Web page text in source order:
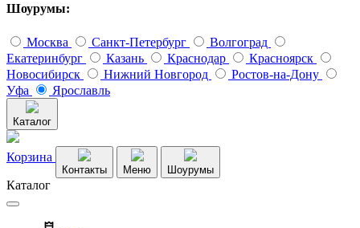
Шоурумы:
Москва Санкт-Петербург
Волгоград
Екатеринбург
Казань Краснодар
Красноярск
Новосибирск
Нижний Новгород
Ростов-на-Дону
Уфа
Ярославль
Каталог
Корзина
Контакты Меню Шоурумы
Каталог